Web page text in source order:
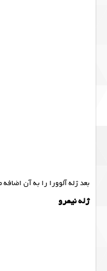
بعد ژله آلوورا را به آن
ژله نیمرو